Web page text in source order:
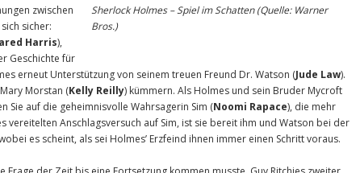
Sherlock Holmes – Spiel im Schatten (Quelle: Warner
Bros.)
zwischen
sicher:
Harris),
Geschichte für
erneut Unterstützung von seinem treuen Freund Dr. Watson (Jude Law).
Morstan (Kelly Reilly) kümmern. Als Holmes und sein Bruder Mycroft
Sie auf die geheimnisvolle Wahrsagerin Sim (Noomi Rapace), die mehr
Anschlagsversuch auf Sim, ist sie bereit ihm und Watson bei der
es scheint, als sei Holmes’ Erzfeind ihnen immer einen Schritt voraus.